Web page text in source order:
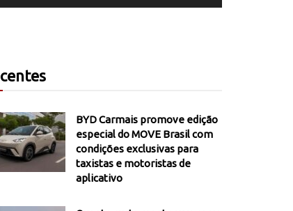
BYD Carmais promove edição
especial do MOVE Brasil com
condições exclusivas para
taxistas e motoristas de
aplicativo